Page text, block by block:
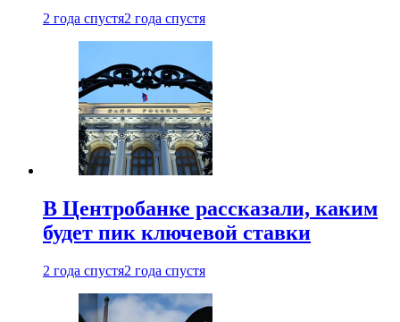
2 года спустя2 года спустя
В Центробанке рассказали, каким
будет пик ключевой ставки
2 года спустя2 года спустя